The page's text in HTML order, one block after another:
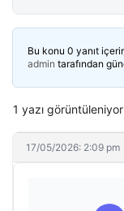
Bu konu 0 yanıt
admin tarafından
1 yazı
17/05/2026: 2:09 pm